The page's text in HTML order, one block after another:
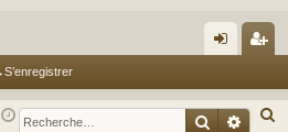
ne nr
S’enregistrer